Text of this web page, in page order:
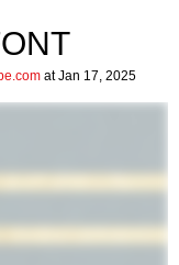
at Jan 17, 2025